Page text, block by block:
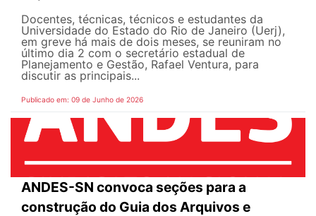
Docentes, técnicas, técnicos e estudantes da
Universidade do Estado do Rio de Janeiro (Uerj),
em greve há mais de dois meses, se reuniram no
último dia 2 com o secretário estadual de
Planejamento e Gestão, Rafael Ventura, para
discutir as principais...
Publicado em: 09 de Junho de 2026
ANDES-SN convoca seções para a
construção do Guia dos Arquivos e